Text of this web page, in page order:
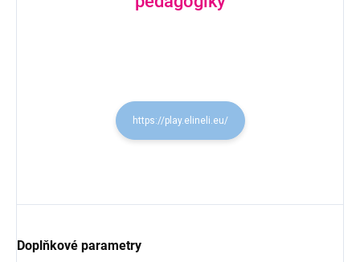
https://play.elineli.eu/
Doplňkové parametry